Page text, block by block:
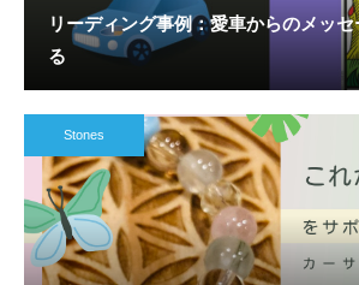
リーディング事例：愛車からのメッ
る
Stones